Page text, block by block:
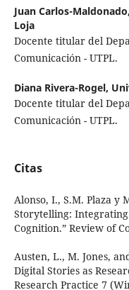
Juan Carlos-Maldonado,
Loja
Docente titular del
Comunicación - UTPL.
Diana Rivera-Rogel,
Docente titular del
Comunicación - UTPL.
Citas
Alonso, I., S.M. Plaza y
Storytelling:
Cognition.” Review of
Austen, L., M. Jones,
Digital Stories as
Research Practice 7